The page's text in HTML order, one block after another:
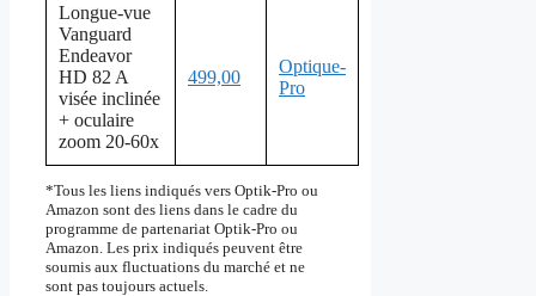
Longue-vue
Vanguard
Endeavor
HD 82 A
visée inclinée
+ oculaire
zoom 20-60x
499,00
Optique-
Pro
*Tous les liens indiqués vers Optik-Pro ou
Amazon sont des liens dans le cadre du
programme de partenariat Optik-Pro ou
Amazon. Les prix indiqués peuvent être
soumis aux fluctuations du marché et ne
sont pas toujours actuels.